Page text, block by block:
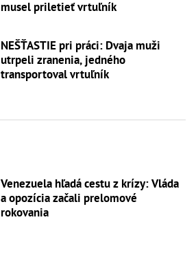
musel priletieť vrtuľník
NEŠŤASTIE pri práci: Dvaja muži
utrpeli zranenia, jedného
transportoval vrtuľník
Venezuela hľadá cestu z krízy: Vláda
a opozícia začali prelomové
rokovania